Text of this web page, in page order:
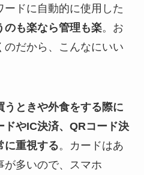
ードに自動的に使用した
のも楽なら管理も楽。お
のだから、こんなにいい
うときや外食をする際に
ドやIC決済、QRコード決
に重視する。カードはあ
が多いので、スマホ